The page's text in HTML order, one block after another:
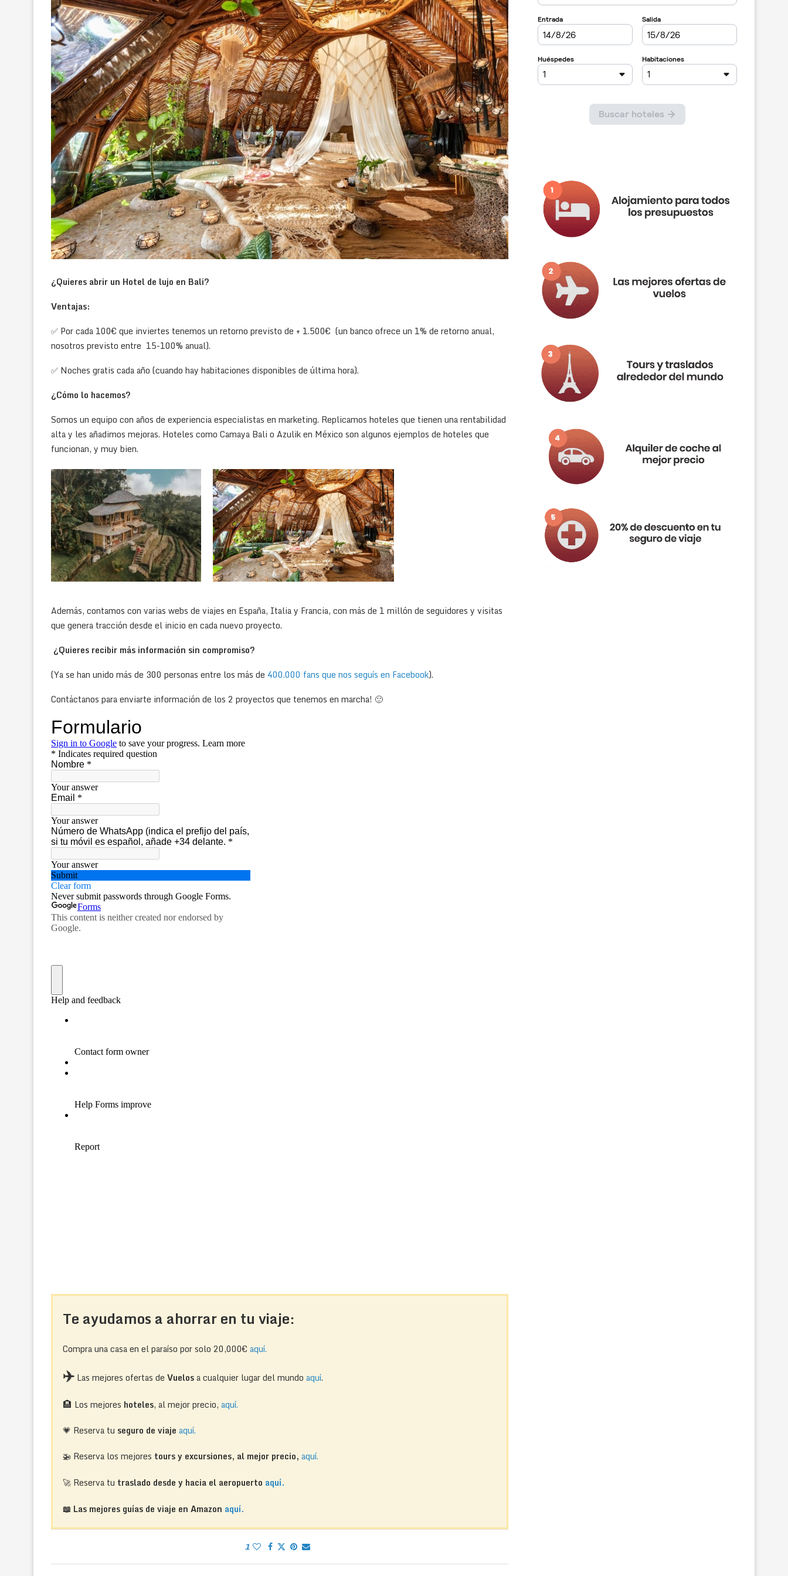
¿Quieres abrir un Hotel de lujo en Bali?
Ventajas:
✅ Por cada 100€ que inviertes tenemos un retorno previsto de + 1.500€ (un banco ofrece un 1% de retorno anual,
nosotros previsto entre 15-100% anual).
✅ Noches gratis cada año (cuando hay habitaciones disponibles de última hora).
¿Cómo lo hacemos?
Somos un equipo con años de experiencia especialistas en marketing. Replicamos hoteles que tienen una rentabilidad
alta y les añadimos mejoras. Hoteles como Camaya Bali o Azulik en México son algunos ejemplos de hoteles que
funcionan, y muy bien.
Además, contamos con varias webs de viajes en España, Italia y Francia, con más de 1 millón de seguidores y visitas
que genera tracción desde el inicio en cada nuevo proyecto.
¿Quieres recibir más información sin compromiso?
(Ya se han unido más de 300 personas entre los más de 400.000 fans que nos seguís en Facebook).
Contáctanos para enviarte información de los 2 proyectos que tenemos en marcha! 🙂
Te ayudamos a ahorrar en tu viaje:
Compra una casa en el paraíso por solo 20,000€ aquí.
✈️Las mejores ofertas de Vuelosa cualquier lugar del mundo aquí.
🏨 Los mejores hoteles, al mejor precio, aquí.
💗 Reserva tu seguro de viaje aquí.
🚁 Reserva los mejores tours y excursiones, al mejor precio, aquí.
🚀 Reserva tu traslado desde y hacia el aeropuerto aquí.
📖 Las mejores guías de viaje en Amazon aquí.
1